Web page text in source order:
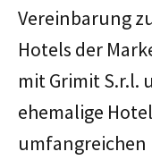
Vereinbarung
Hotels der
mit Grimit S.r.l.
ehemalige